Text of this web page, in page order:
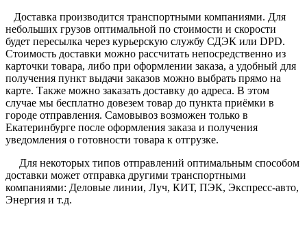
Доставка производится транспортными компаниями. Для
небольших грузов оптимальной по стоимости и скорости
будет пересылка через курьерскую службу СДЭК или DPD.
Стоимость доставки можно рассчитать непосредственно из
карточки товара, либо при оформлении заказа, а удобный для
получения пункт выдачи заказов можно выбрать прямо на
карте. Также можно заказать доставку до адреса. В этом
случае мы бесплатно довезем товар до пункта приёмки в
городе отправления. Самовывоз возможен только в
Екатеринбурге после оформления заказа и получения
уведомления о готовности товара к отгрузке.
Для некоторых типов отправлений оптимальным способом
доставки может отправка другими транспортными
компаниями: Деловые линии, Луч, КИТ, ПЭК, Экспресс-авто,
Энергия и т.д.